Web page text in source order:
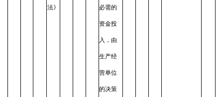
法》 必需的
资金投
入，由
生产经
营单位
的决策